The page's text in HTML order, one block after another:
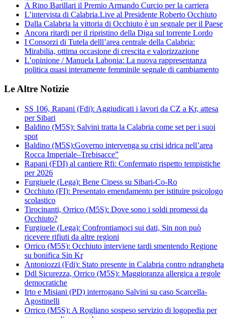
A Rino Barillari il Premio Armando Curcio per la carriera
L’intervista di Calabria.Live al Presidente Roberto Occhiuto
Dalla Calabria la vittoria di Occhiuto è un segnale per il Paese
Ancora ritardi per il ripristino della Diga sul torrente Lordo
I Consorzi di Tutela delll’area centrale della Calabria:
Mirabilia, ottima occasione di crescita e valorizzazione
L’opinione / Manuela Labonia: La nuova rappresentanza
politica quasi interamente femminile segnale di cambiamento
Le Altre Notizie
SS 106, Rapani (Fdi): Aggiudicati i lavori da CZ a Kr, attesa
per Sibari
Baldino (M5S): Salvini tratta la Calabria come set per i suoi
spot
Baldino (M5S):Governo intervenga su crisi idrica nell’area
Rocca Imperiale–Trebisacce”
Rapani (FDI) al cantiere Rfi: Confermato rispetto tempistiche
per 2026
Furgiuele (Lega): Bene Cipess su Sibari-Co-Ro
Occhiuto (FI): Presentato emendamento per istituire psicologo
scolastico
Tirocinanti, Orrico (M5S): Dove sono i soldi promessi da
Occhiuto?
Furgiuele (Lega): Confrontiamoci sui dati, Sin non può
ricevere rifiuti da altre regioni
Orrico (M5S): Occhiuto interviene tardi smentendo Regione
su bonifica Sin Kr
Antoniozzi (Fdi): Stato presente in Calabria contro ndrangheta
Ddl Sicurezza, Orrico (M5S): Maggioranza allergica a regole
democratiche
Irto e Misiani (PD) interrogano Salvini su caso Scarcella-
Agostinelli
Orrico (M5S): A Rogliano sospeso servizio di logopedia per